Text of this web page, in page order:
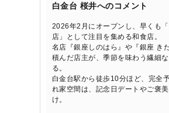
白金台 桜井へのコメント
2026年2月にオープンし、早くも
店」として注目を集める和食店。
名店『銀座しのはら』や『銀座 き
積んだ店主が、季節を味わう繊細
る。
白金台駅から徒歩10分ほど、完全
れ家空間は、記念日デートやご褒
け。